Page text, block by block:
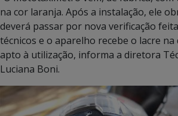
na cor laranja. Após a instalação, ele
deverá passar por nova verificação
técnicos e o aparelho recebe o lacre
apto à utilização, informa a diretora
Luciana Boni.